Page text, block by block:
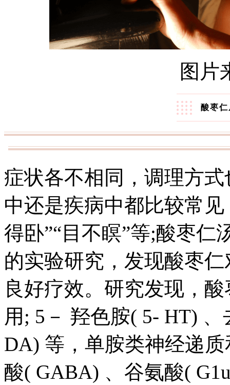
图片
酸枣
症状各不相同，调理方
中还是疾病中都比较常
得卧”“目不瞑”等;酸枣仁
的实验研究，发现酸枣
良好疗效。研究发现，
用; 5－ 羟色胺( 5- HT)
DA) 等，单胺类神经递
酸( GABA) 、谷氨酸(